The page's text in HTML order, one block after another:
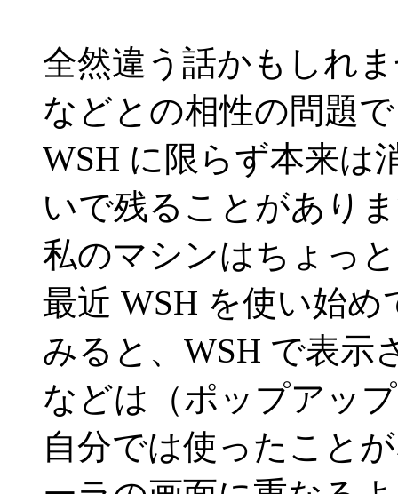
全然違う話かもしれ
などとの相性の問題で
WSH に限らず本来は
いで残ることがあり
私のマシンはちょっ
最近 WSH を使い始め
みると、WSH で表示
などは（ポップアッ
自分では使ったこと